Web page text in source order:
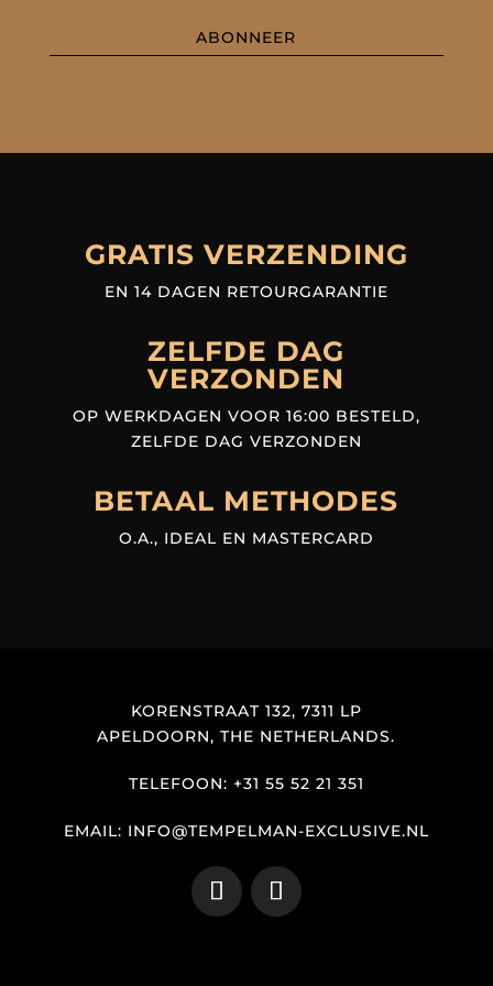
ABONNEER
GRATIS VERZENDING
EN 14 DAGEN RETOURGARANTIE
ZELFDE DAG
VERZONDEN
OP WERKDAGEN VOOR 16:00 BESTELD,
ZELFDE DAG VERZONDEN
BETAAL METHODES
O.A., IDEAL EN MASTERCARD
KORENSTRAAT 132, 7311 LP
APELDOORN, THE NETHERLANDS.
TELEFOON: +31 55 52 21 351
EMAIL: INFO@TEMPELMAN-EXCLUSIVE.NL